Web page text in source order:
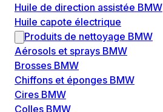
Huile de direction assistée BMW
Huile capote électrique
Produits de nettoyage BMW
Aérosols et sprays BMW
Brosses BMW
Chiffons et éponges BMW
Cires BMW
Colles BMW